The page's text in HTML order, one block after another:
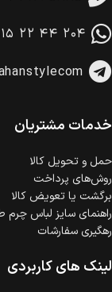
در هنگام
وجود دارد.
خرید
است.
گارانتی
۰۹۱۵ ۲۲ ۴۴
خدمات مشتریان
حمل‌ و تحویل کالا
روش‌های پرداخت
برگشت یا تعویض کالا
راهنمای سایز لباس چرم
رهگیری سفارشات
لینک های کاربردی